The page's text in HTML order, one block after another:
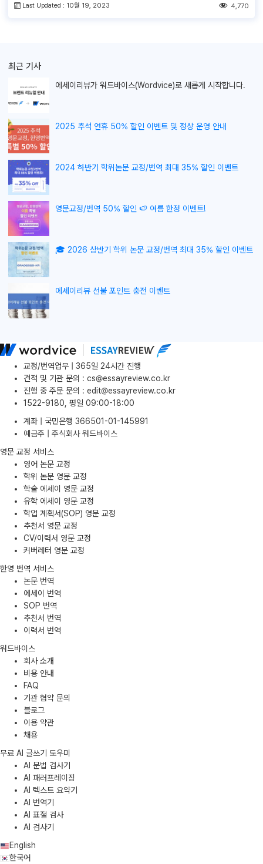
분들 중 한 분이신 윤희인님과 인터뷰를 하였습니다!​ Q1. 어느 학교에서 어떤 연구를 진행
Last Updated : 10월 19, 2023 4,770
최근 기사
에세이리뷰가 워드바이스(Wordvice)로 새롭게 시작합니다.
2025 추석 연휴 50% 할인 이벤트 및 정상 운영 안내
2024 하반기 학위논문 교정/번역 최대 35% 할인 이벤트
영문교정/번역 50% 할인 🍉 여름 한정 이벤트!
🎓 2026 상반기 학위 논문 교정/번역 최대 35% 할인 이벤트
에세이리뷰 선불 포인트 충전 이벤트
교정/번역업무 | 365일 24시간 진행
견적 및 기관 문의 : cs@essayreview.co.kr
진행 중 주문 문의 : edit@essayreview.co.kr
1522-9180, 평일 09:00-18:00
계좌 | 국민은행 366501-01-145991
예금주 | 주식회사 워드바이스
영문 교정 서비스
영어 논문 교정
학위 논문 영문 교정
학술 에세이 영문 교정
유학 에세이 영문 교정
학업 계획서(SOP) 영문 교정
추천서 영문 교정
CV/이력서 영문 교정
커버레터 영문 교정
한영 번역 서비스
논문 번역
에세이 번역
SOP 번역
추천서 번역
이력서 번역
워드바이스
회사 소개
비용 안내
FAQ
기관 협약 문의
블로그
이용 약관
채용
무료 AI 글쓰기 도우미
AI 문법 검사기
AI 패러프레이징
AI 텍스트 요약기
AI 번역기
AI 표절 검사
AI 검사기
English
한국어